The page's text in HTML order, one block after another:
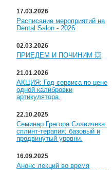
17.03.2026
Расписание мероприятий на
Dental Salon - 2026
02.03.2026
ПРИЕДЕМ И ПОЧИНИМ 💥
21.01.2026
АКЦИЯ: Год сервиса по цене
одной калибровки
артикулятора.
22.10.2025
Семинар Грегора Славичека:
сплинт-терапия: базовый и
продвинутый уровни.
16.09.2025
Анонс лекций во время